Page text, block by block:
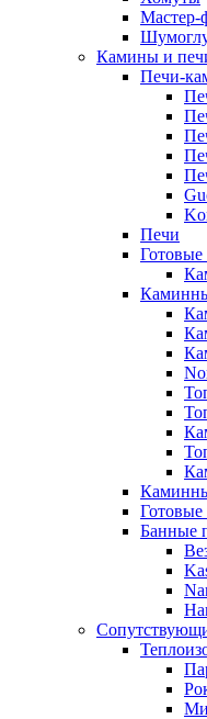
Мастер-
Камины и
Печи-
Печи
Готовые
Банные